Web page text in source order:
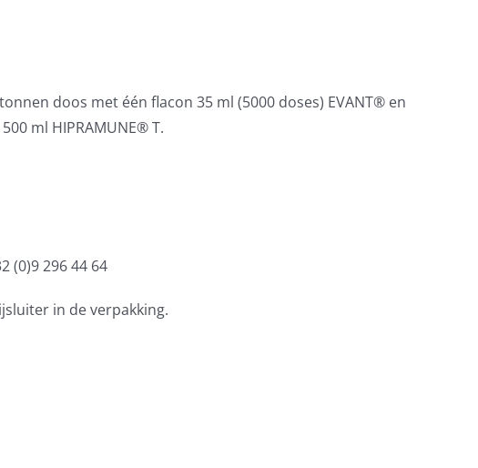
doos met één flacon 35 ml (5000 doses) EVANT® en
ml HIPRAMUNE® T.
(0)9 296 44 64
in de verpakking.